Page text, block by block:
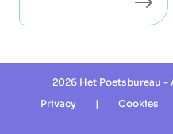
2026 Het Poetsbureau
Privacy
| Cookies